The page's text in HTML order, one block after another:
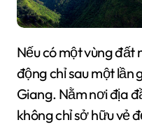
Nếu có một vùng đất nào đó đủ khiến bạn rung
động chỉ sau một lần
Giang. Nằm nơi địa
không chỉ sở hữu vẻ